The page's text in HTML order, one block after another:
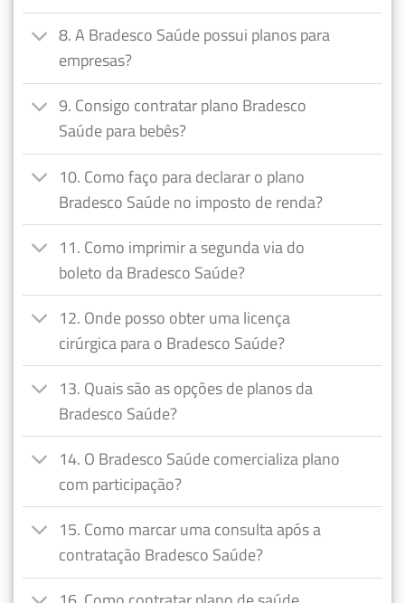
8. A Bradesco Saúde possui planos para
empresas?
9. Consigo contratar plano Bradesco
Saúde para bebês?
10. Como faço para declarar o plano
Bradesco Saúde no imposto de renda?
11. Como imprimir a segunda via do
boleto da Bradesco Saúde?
12. Onde posso obter uma licença
cirúrgica para o Bradesco Saúde?
13. Quais são as opções de planos da
Bradesco Saúde?
14. O Bradesco Saúde comercializa plano
com participação?
15. Como marcar uma consulta após a
contratação Bradesco Saúde?